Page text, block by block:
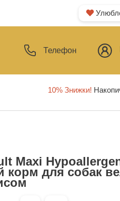
Телефон
10% Знижки!
Maxi
корм для собак